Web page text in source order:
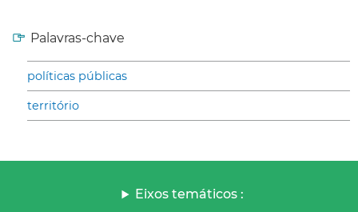
Palavras-chave
políticas públicas
território
Eixos temáticos :